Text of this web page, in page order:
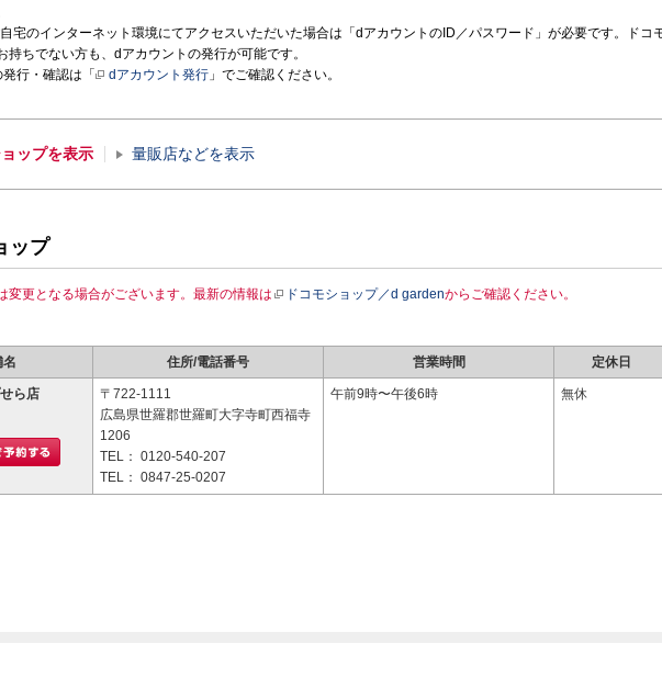
宅のインターネット環境にてアクセスいただいた場合は「dアカウントのID／パスワード」が必要です。ドコ
持ちでない方も、dアカウントの発行が可能です。
行・確認は「
dアカウント発行 」でご確認ください。
ョップを表示 量販店などを表示
ップ
変更となる場合がございます。最新の情報は ドコモショップ／d gardenからご確認ください。
名 住所/電話番号 営業時間 定休日
ら店
〒722-1111
広島県世羅郡世羅町大字寺町西福寺
1206
TEL： 0120-540-207
TEL： 0847-25-0207
午前9時〜午後6時 無休